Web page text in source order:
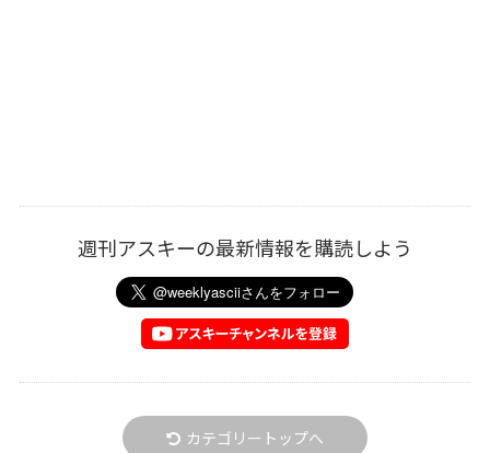
週刊アスキーの最新情報を購読しよう
カテゴリートップへ